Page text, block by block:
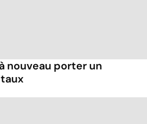
nouveau porter un